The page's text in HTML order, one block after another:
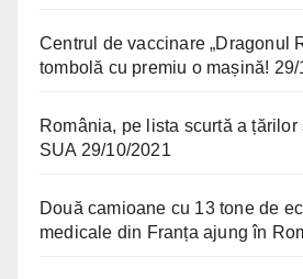
Centrul de vaccinare „Dragonul
tombolă cu premiu o mașină! 29/
România, pe lista scurtă a țărilor
SUA 29/10/2021
Două camioane cu 13 tone de
medicale din Franța ajung în